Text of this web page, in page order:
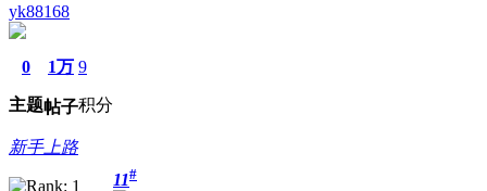
yk88168
0
主题
1万
帖子
9
积分
新手上路
11#